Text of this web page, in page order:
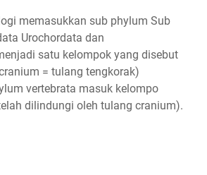
memasukkan sub phylum Sub
Urochordata dan
satu kelompok yang disebut
= tulang tengkorak)
vertebrata masuk kelompo
dilindungi oleh tulang cranium).